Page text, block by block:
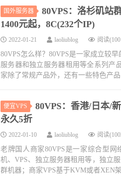
国外服务器
80VPS：洛杉矶站
1400元起，8C(232个IP)
2022-01-21 laoliublog 阅读
80VPS怎么样？80VPS是一家成立较
服务器和独立服务器租用等全系列产
家除了常规产品外，还有一些特色产
便宜VPS
80VPS：香港/日本/
永久5折
2022-01-10 laoliublog 阅读
老牌国人商家80VPS是一家综合型
机、VPS、独立服务器租用等，独立
群机器；商家VPS基于KVM或者XEN